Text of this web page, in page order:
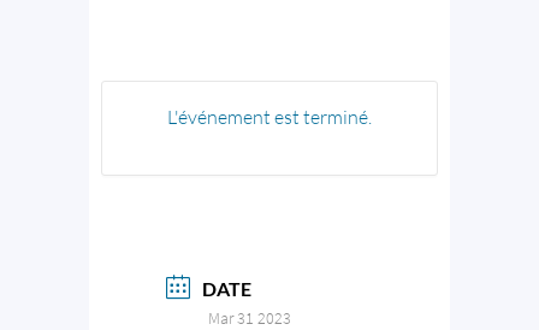
L'événement est terminé.
DATE
Mar 31 2023